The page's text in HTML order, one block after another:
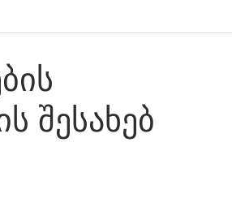
შესახებ